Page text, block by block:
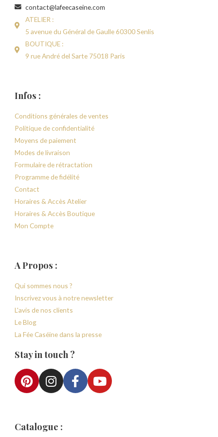
contact@lafeecaseine.com
ATELIER :
5 avenue du Général de Gaulle 60300 Senlis
BOUTIQUE :
9 rue André del Sarte 75018 Paris
Infos :
Conditions générales de ventes
Politique de confidentialité
Moyens de paiement
Modes de livraison
Formulaire de rétractation
Programme de fidélité
Contact
Horaires & Accès Atelier
Horaires & Accès Boutique
Mon Compte
A Propos :
Qui sommes nous ?
Inscrivez vous à notre newsletter
L'avis de nos clients
Le Blog
La Fée Caséine dans la presse
Stay in touch ?
Catalogue :